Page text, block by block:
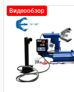
Видеообзор